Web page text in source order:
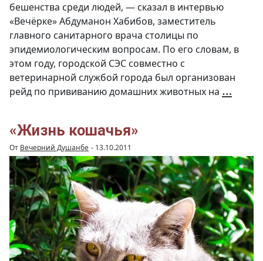
бешенства среди людей, — сказал в интервью
«Вечёрке» Абдуманон Хабибов, заместитель
главного санитарного врача столицы по
эпидемиологическим вопросам. По его словам, в
этом году, городской СЭС совместно с
ветеринарной службой города был организован
рейд по прививанию домашних животных на …В
и
20
«Жизнь кошачья»
От Вечерний Душанбе - 13.10.2011